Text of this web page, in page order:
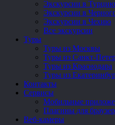
Экскурсии в Турцию
Экскурсии в
Экскурсии в Чехию
Все экскурсии
Туры
Туры из Москвы
Туры из Санкт-
Туры из Краснодара
Туры из
Контакты
Сервисы
Мобильные
Плагины для
Веб-камеры